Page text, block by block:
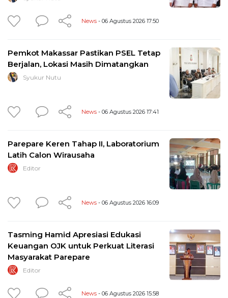
News - 06 Agustus 2026 17:50
Pemkot Makassar Pastikan PSEL Tetap
Berjalan, Lokasi Masih Dimatangkan
Syukur Nutu
News - 06 Agustus 2026 17:41
Parepare Keren Tahap II, Laboratorium
Latih Calon Wirausaha
Editor
News - 06 Agustus 2026 16:09
Tasming Hamid Apresiasi Edukasi
Keuangan OJK untuk Perkuat Literasi
Masyarakat Parepare
Editor
News - 06 Agustus 2026 15:58